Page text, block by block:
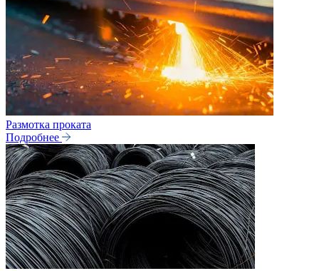
Размотка проката
Подробнее